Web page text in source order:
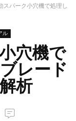
スパーク小穴機で処理し
ル
穴機で
レード
析